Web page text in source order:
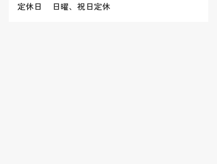
定休日
日曜、祝日定休